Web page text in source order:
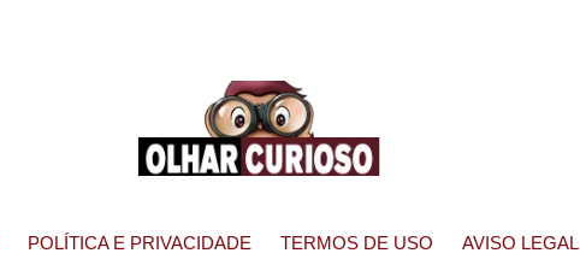
POLÍTICA E PRIVACIDADE TERMOS DE USO AVISO LEGAL